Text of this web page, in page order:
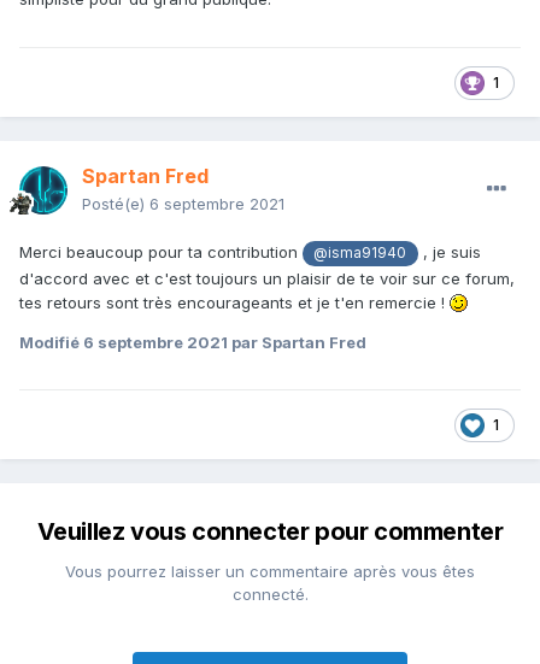
1
Spartan Fred
Posté(e) 6 septembre 2021
Merci beaucoup pour ta contribution @isma91940
, je suis
d'accord avec et c'est toujours un plaisir de te voir sur ce forum,
tes retours sont très encourageants et je t'en remercie !
Modifié 6 septembre 2021 par Spartan Fred
1
Veuillez vous connecter pour commenter
Vous pourrez laisser un commentaire après vous êtes
connecté.